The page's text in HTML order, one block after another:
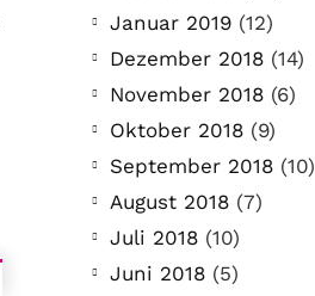
Januar 2019 (12)
Dezember 2018 (14)
November 2018 (6)
Oktober 2018 (9)
September 2018 (10)
August 2018 (7)
Juli 2018 (10)
Juni 2018 (5)